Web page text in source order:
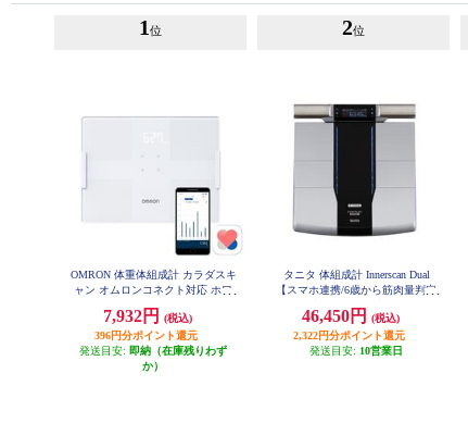
1 位
OMRON 体重体組成計 カラダスキ
ャン オムロンコネクト対応 ホワ
7,932円
(税込)
396円分ポイント還元
発送目安: 即納（在庫残りわず
か）
2位
タニタ 体組成計 Innerscan Dual
【スマホ連携/6歳から筋肉量判定
ブラック RD804LBK
46,450円
(税込)
2,322円分ポイント還元
発送目安: 10営業日